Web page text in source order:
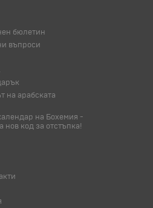
бюлетин
въпроси
на арабската
на Бохемия -
нов код за отстъпка!